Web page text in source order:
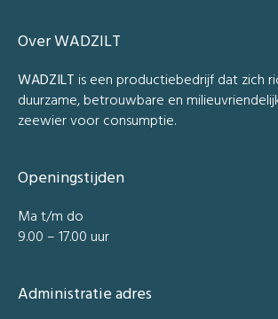
Over WADZILT
WADZILTis een productiebedrijf dat zich
duurzame, betrouwbare en
zeewier voor consumptie.
Openingstijden
Ma t/m do
9.00 – 17.00 uur
Administratie adres